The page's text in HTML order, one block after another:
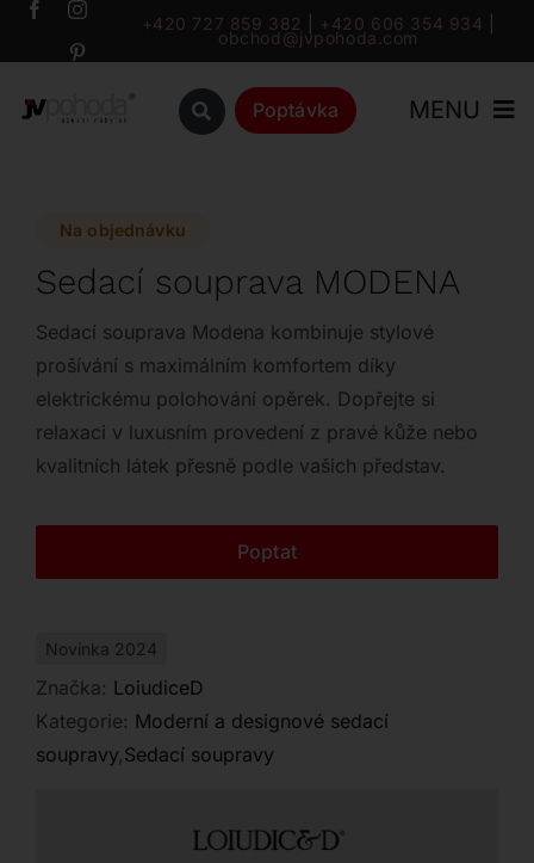
Přeskočit
+420 727 859 382 +420 606 354 934
obchod@jvpohoda.com
Poptávka MENU
Katalog
Značky
Outlet
Kontakt
Na objednávku
Sedací souprava MODENA
Sedací souprava Modena kombinuje stylové
prošívání s maximálním komfortem díky
elektrickému polohování opěrek. Dopřejte si
relaxaci v luxusním provedení z pravé kůže nebo
kvalitních látek přesně podle vašich představ.
Poptat
Novinka 2024
Značka: LoiudiceD
Kategorie: Moderní a designové sedací
soupravy,Sedací soupravy